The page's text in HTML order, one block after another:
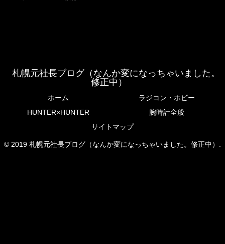
札幌元社長ブログ（なんか変になっちゃいました。
修正中）
ホーム
ラジコン・ホビー
HUNTER×HUNTER
腕時計全般
サイトマップ
© 2019 札幌元社長ブログ（なんか変になっちゃいました。修正中）.